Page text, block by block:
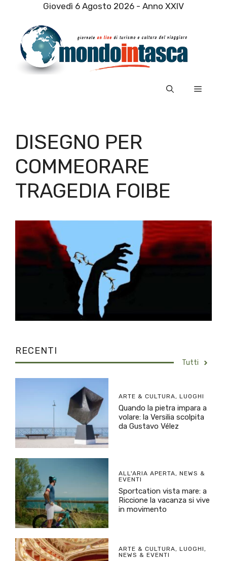
contenuto
Giovedì 6 Agosto 2026 - Anno XXIV
Menu
DISEGNO PER
COMMEORARE
TRAGEDIA FOIBE
RECENTI
Tutti
ARTE & CULTURA, LUOGHI
Quando la pietra impara a
volare: la Versilia scolpita
da Gustavo Vélez
ALL'ARIA APERTA, NEWS &
EVENTI
Sportcation vista mare: a
Riccione la vacanza si vive
in movimento
ARTE & CULTURA, LUOGHI,
NEWS & EVENTI